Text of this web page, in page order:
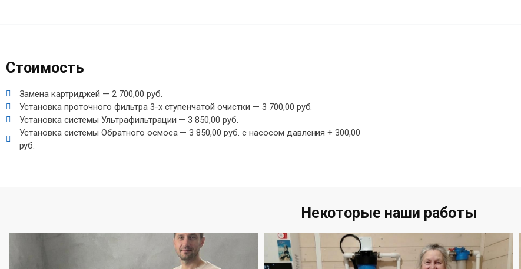
Стоимость
Замена картриджей — 2 700,00 руб.
Установка проточного фильтра 3-х ступенчатой очистки — 3 700,00 руб.
Установка системы Ультрафильтрации — 3 850,00 руб.
Установка системы Обратного осмоса — 3 850,00 руб. с насосом давления + 300,00
руб.
Некоторые наши работы​